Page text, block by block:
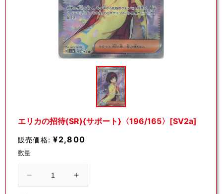
ィ
(1)
を
開
エリカの招待(SR){サポート}〈196/165〉[SV2a]
販売価格: ¥2,800
数量
エ